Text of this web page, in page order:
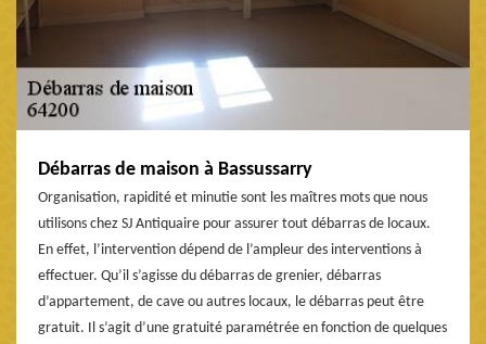
Débarras de maison à Bassussarry
Organisation, rapidité et minutie sont les maîtres mots que nous
utilisons chez SJ Antiquaire pour assurer tout débarras de locaux.
En effet, l’intervention dépend de l’ampleur des interventions à
effectuer. Qu’il s’agisse du débarras de grenier, débarras
d’appartement, de cave ou autres locaux, le débarras peut être
gratuit. Il s’agit d’une gratuité paramétrée en fonction de quelques